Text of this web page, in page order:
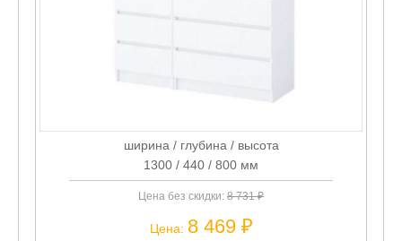
ширина / глубина / высота
1300 / 440 / 800 мм
Цена без скидки: 8 731 ₽
Цена: 8 469 ₽